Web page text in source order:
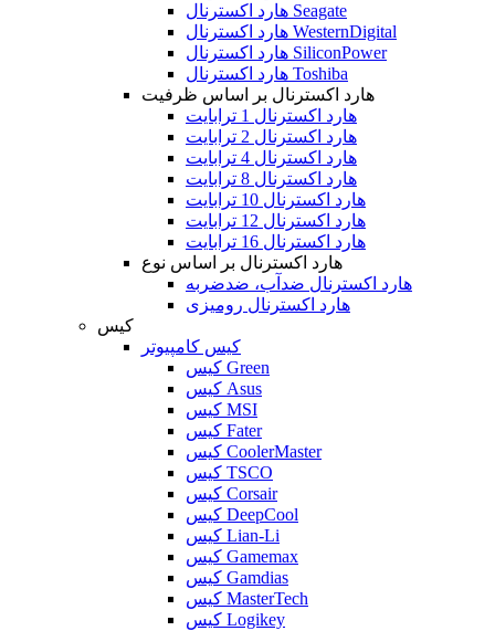
هارد اکسترنال Seagate
هارد اکسترنال WesternDigital
هارد اکسترنال SiliconPower
هارد اکسترنال Toshiba
هارد اکسترنال بر اساس ظرفیت
هارد اکسترنال 1 ترابایت
هارد اکسترنال 2 ترابایت
هارد اکسترنال 4 ترابایت
هارد اکسترنال 8 ترابایت
هارد اکسترنال 10 ترابایت
هارد اکسترنال 12 ترابایت
هارد اکسترنال 16 ترابایت
هارد اکسترنال بر اساس نوع
هارد اکسترنال ضدآب، ضدضربه
هارد اکسترنال رومیزی
کیس
کیس کامپیوتر
کیس Green
کیس Asus
کیس MSI
کیس Fater
کیس CoolerMaster
کیس TSCO
کیس Corsair
کیس DeepCool
کیس Lian-Li
کیس Gamemax
کیس Gamdias
کیس MasterTech
کیس Logikey